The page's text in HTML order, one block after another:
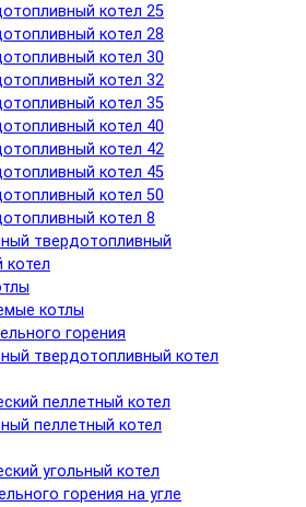
котел 25
котел 28
котел 30
котел 32
котел 35
котел 40
котел 42
котел 45
котел 50
котел 8
твердотопливный
котел
котлы
горения
твердотопливный котел
пеллетный котел
пеллетный котел
угольный котел
горения на угле